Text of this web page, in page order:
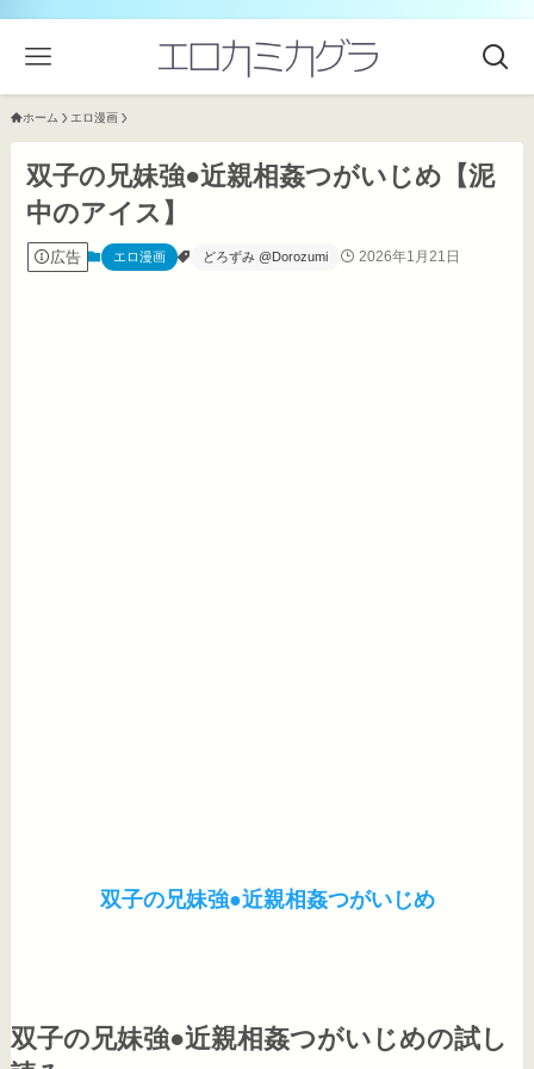
ホーム エロ漫画
双子の兄妹強●近親相姦つがいじめ【泥
中のアイス】
広告 エロ漫画 どろずみ @Dorozumi 2026年1月21日
双子の兄妹強●近親相姦つがいじめ
双子の兄妹強●近親相姦つがいじめの試し